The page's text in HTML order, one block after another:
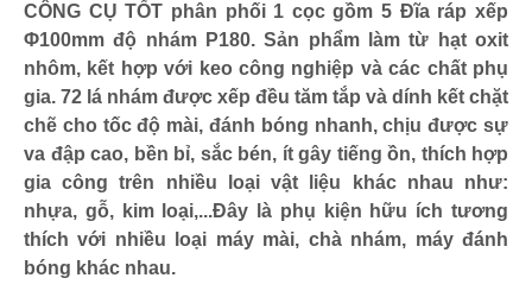
CÔNG CỤ TỐT phân phối 1 cọc gồm 5 Đĩa ráp xếp
Φ100mm độ nhám P180. Sản phẩm làm từ hạt oxit
nhôm, kết hợp với keo công nghiệp và các chất phụ
gia. 72 lá nhám được xếp đều tăm tắp và dính kết chặt
chẽ cho tốc độ mài, đánh bóng nhanh, chịu được sự
va đập cao, bền bỉ, sắc bén, ít gây tiếng ồn, thích hợp
gia công trên nhiều loại vật liệu khác nhau như:
nhựa, gỗ, kim loại,...Đây là phụ kiện hữu ích tương
thích với nhiều loại máy mài, chà nhám, máy đánh
bóng khác nhau.